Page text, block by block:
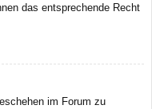
das entsprechende Recht
im Forum zu